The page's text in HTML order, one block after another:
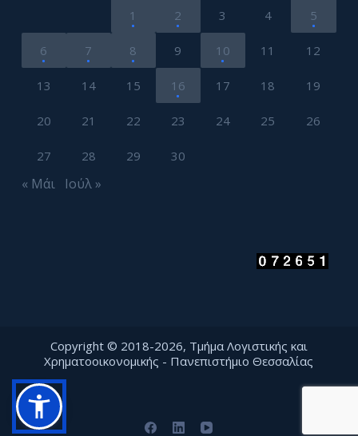
1 2 3 4 5
6 7 8 9 10 11 12
13 14 15 16 17 18 19
20 21 22 23 24 25 26
27 28 29 30
« Μάι Ιούλ »
Copyright © 2018-2026, Τμήμα Λογιστικής και
Χρηματοοικονομικής - Πανεπιστήμιο Θεσσαλίας